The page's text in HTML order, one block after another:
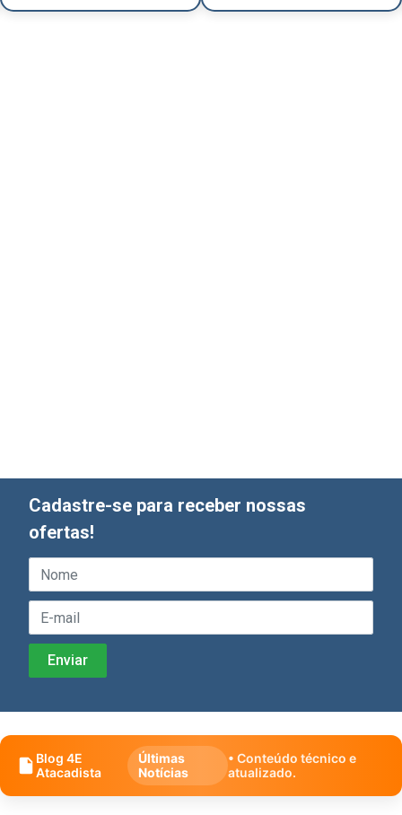
Cadastre-se para receber nossas
ofertas!
Blog 4E
Atacadista
Últimas
Notícias
• Conteúdo técnico e
atualizado.